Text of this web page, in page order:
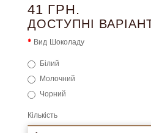
41 ГРН.
ДОСТУПНІ
Вид Шоколаду
Білий
Молочний
Чорний
Кількість